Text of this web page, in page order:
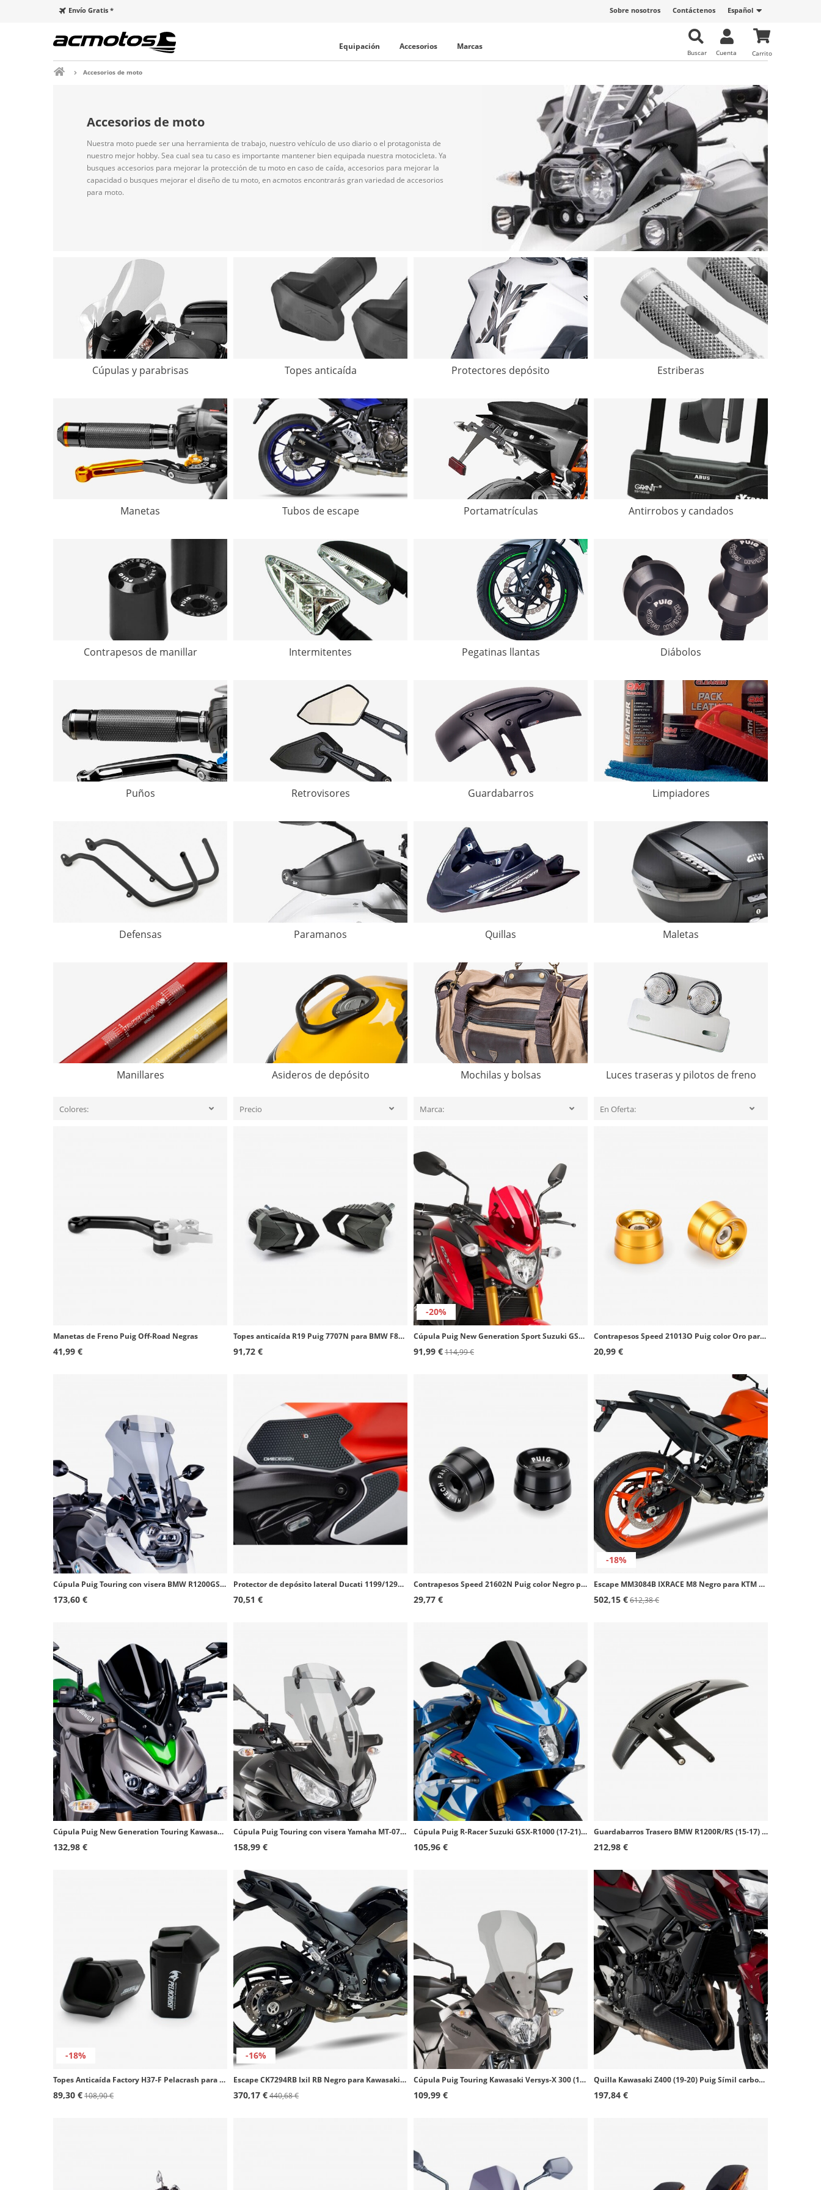
Español
Contáctenos
Sobre nosotros
Envío Gratis *
Carrito
Cuenta
Buscar
Equipación Accesorios Marcas
Accesorios de moto
Accesorios de moto
Nuestra moto puede ser una herramienta de trabajo, nuestro vehículo de uso diario o el protagonista de
nuestro mejor hobby. Sea cual sea tu caso es importante mantener bien equipada nuestra motocicleta. Ya
busques accesorios para mejorar la protección de tu moto en caso de caída, accesorios para mejorar la
capacidad o busques mejorar el diseño de tu moto, en acmotos encontrarás gran variedad de accesorios
para moto.
Cúpulas y parabrisas Topes anticaída Protectores depósito Estriberas
Manetas Tubos de escape Portamatrículas Antirrobos y candados
Contrapesos de manillar Intermitentes Pegatinas llantas Diábolos
Puños Retrovisores Guardabarros Limpiadores
Defensas Paramanos Quillas Maletas
Manillares Asideros de depósito Mochilas y bolsas Luces traseras y pilotos de freno
Colores: Precio Marca: En Oferta:
Manetas de Freno Puig Off-Road Negras
41,99 €
Topes anticaída R19 Puig 7707N para BMW F800R (15-19)
91,72 €
-20%
Cúpula Puig New Generation Sport Suzuki GSX-S750 (17-21) Rojo 9435R
91,99 €114,99 €
Contrapesos Speed 21013O Puig color Oro para varios modelos de Kawasaki
20,99 €
Cúpula Puig Touring con visera BMW R1200GS (13-18), R1250GS (18-24) Ahumado 6504H
173,60 €
Protector de depósito lateral Ducati 1199/1299/899/959 Panigale (12-19) color Negro de Puig 20066N
70,51 €
Contrapesos Speed 21602N Puig color Negro para CFMOTO 650NK (17-26)
29,77 €
-18%
Escape MM3084B IXRACE M8 Negro para KTM 990 Duke (24-26), 990 RC R / TRACK (25-26)
502,15 €612,38 €
Cúpula Puig New Generation Touring Kawasaki Z1000 (14-20) Negro 7514N
132,98 €
Cúpula Puig Touring con visera Yamaha MT-07 Tracer/700/700 GT (16-19) Ahumado 9213H
158,99 €
Cúpula Puig R-Racer Suzuki GSX-R1000 (17-21) Negro 3631N
105,96 €
Guardabarros Trasero BMW R1200R/RS (15-17) Símil carbono Puig 7682C
212,98 €
-18%
Topes Anticaída Factory H37-F Pelacrash para Honda CB 650F/R E-Clutch (24-25)
89,30 €108,90 €
-16%
Escape CK7294RB Ixil RB Negro para Kawasaki Ninja 1000 / 1100 SX / SE (20-25)
370,17 €440,68 €
Cúpula Puig Touring Kawasaki Versys-X 300 (17-20) Ahumado 9710H
109,99 €
Quilla Kawasaki Z400 (19-20) Puig Símil carbono 3554C
197,84 €